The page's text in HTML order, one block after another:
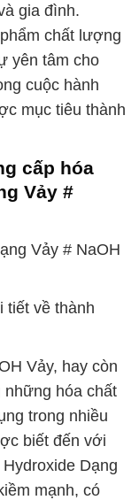
gia đình.
chất lượng
yên tâm cho
cuộc hành
mục tiêu thành
cấp hóa
Vảy #
Vảy # NaOH
tiết về thành
Vảy, hay còn
những hóa chất
trong nhiều
biết đến với
Dạng
mạnh, có